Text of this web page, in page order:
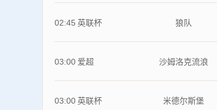
02:45 英联杯 狼队
03:00 爱超 沙姆洛克流浪
03:00英联杯 米德尔斯堡